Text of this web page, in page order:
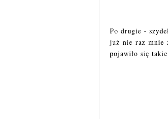
Po drugie -
już nie raz mnie
pojawiło się